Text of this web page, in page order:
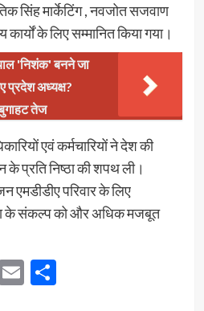
सिंह मार्केटिंग , नवजोत सजवाण
के लिए सम्मानित किया गया।
'निशंक' बनने जा
प्रदेश अध्यक्ष?
तेज
एवं कर्मचारियों ने देश की
प्रति निष्ठा की शपथ ली।
परिवार के लिए
के संकल्प को और अधिक मजबूत
EmailShare